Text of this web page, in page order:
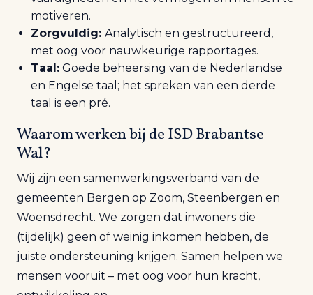
motiveren.
Zorgvuldig: Analytisch en gestructureerd,
met oog voor nauwkeurige rapportages.
Taal: Goede beheersing van de Nederlandse
en Engelse taal; het spreken van een derde
taal is een pré.
Waarom werken bij de ISD Brabantse
Wal?
Wij zijn een samenwerkingsverband van de
gemeenten Bergen op Zoom, Steenbergen en
Woensdrecht. We zorgen dat inwoners die
(tijdelijk) geen of weinig inkomen hebben, de
juiste ondersteuning krijgen. Samen helpen we
mensen vooruit – met oog voor hun kracht,